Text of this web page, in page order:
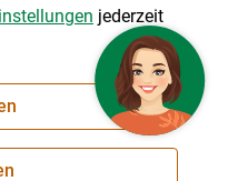
jederzeit